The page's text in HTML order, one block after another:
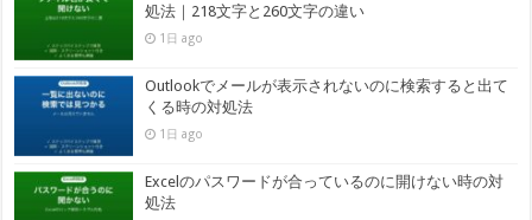
処法｜218文字と260文字の違い
1日 ago
Outlookでメールが表示されないのに検索すると出て
くる時の対処法
1日 ago
Excelのパスワードが合っているのに開けない時の対
処法